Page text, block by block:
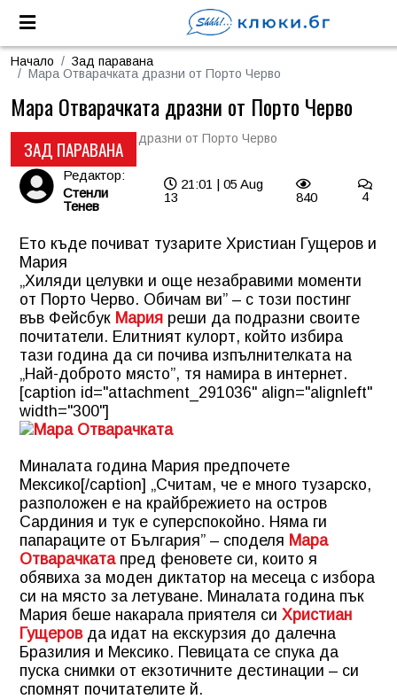
Начало
Зад паравана
Мара Отварачката дразни от Порто Черво
ЗАД ПАРАВАНА
Мара Отварачката дразни от Порто Черво
Редактор:
Стенли
Тенев
21:01 | 05 Aug
13
840 4
Ето къде почиват тузарите Христиан Гущеров и
Мария
„Хиляди целувки и още незабравими моменти
от Порто Черво. Обичам ви” – с този постинг
във Фейсбук Мария реши да подразни своите
почитатели. Елитният кулорт, който избира
тази година да си почива изпълнителката на
„Най-доброто място”, тя намира в интернет.
[caption id="attachment_291036" align="alignleft"
width="300"]
Миналата година Мария предпочете
Мексико[/caption] „Считам, че е много тузарско,
разположен е на крайбрежието на остров
Сардиния и тук е суперспокойно. Няма ги
папараците от България” – споделя Мара
Отварачкатапред феновете си, които я
обявиха за моден диктатор на месеца с избора
си на място за летуване. Миналата година пък
Мария беше накарала приятеля си Христиан
Гущеровда идат на екскурзия до далечна
Бразилия и Мексико. Певицата се спука да
пуска снимки от екзотичните дестинации – си
спомнят почитателите й.